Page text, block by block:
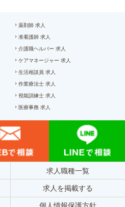
薬剤師 求人
准看護師 求人
介護職ヘルパー 求人
ケアマネージャー 求人
生活相談員 求人
作業療法士 求人
視能訓練士 求人
医療事務 求人
求人職種一覧
求人を掲載する